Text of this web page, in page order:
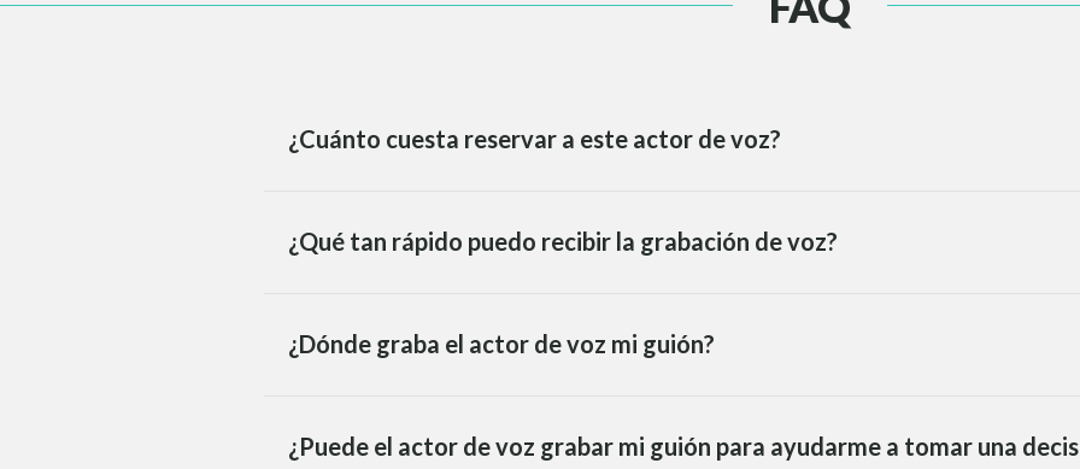
¿Cuánto cuesta reservar a este actor de voz?
¿Qué tan rápido puedo recibir la grabación de voz?
¿Dónde graba el actor de voz mi guión?
¿Puede el actor de voz grabar mi guión para ayudarme a tomar una